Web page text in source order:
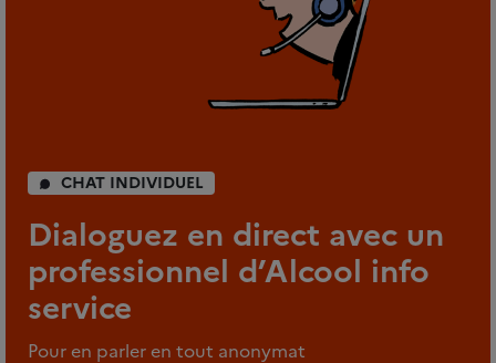
CHAT INDIVIDUEL
Dialoguez en direct avec un
professionnel d’Alcool info
service
Pour en parler en tout anonymat